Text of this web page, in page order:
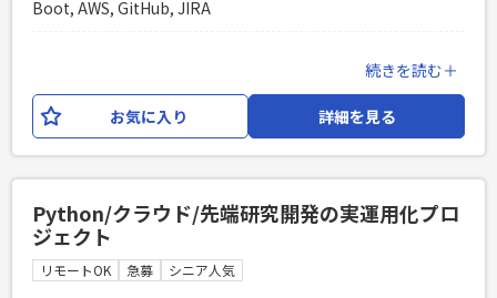
Laravelを用いた開発経験1年以上
Boot, AWS, GitHub, JIRA
輸配送システムの保守開発を中心としたWeb開発案件です。
保守開発案件の増加に伴い、開発メンバーの補充が必要とな
っており、 AIを活用した設計～開発～テストを1人称で対応で
Thymeleaf DB：Oracle,Mysql インフラ：AWS, Terraform
開発ツール等：intelliJ, Docker, Github, Slack, Zoom, Jira,
Confluence等 設計思想：クリーンアーキテクチャ、 DDD
続きを読む＋
お気に入り 詳細を見る
Python/クラウド/先端研究開発の実運用化プロ
ジェクト
リモートOK 急募 シニア人気